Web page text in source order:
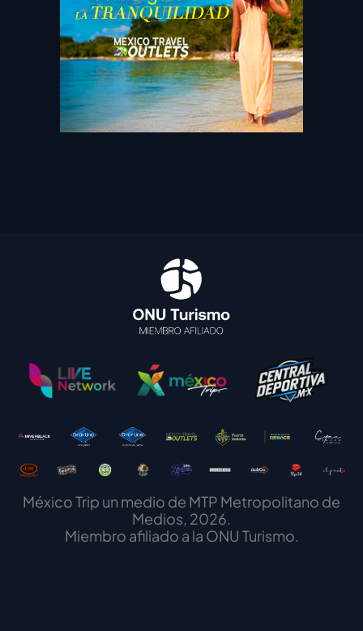
México Trip un medio de MTP Metropolitano de
Medios, 2026.
Miembro afiliado a la ONU Turismo.